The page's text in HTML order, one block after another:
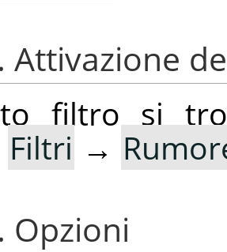
Attivazione
filtro si
Filtri →
Opzioni